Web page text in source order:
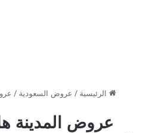
الرئيسية / عروض السعودية /
عروض المدينة